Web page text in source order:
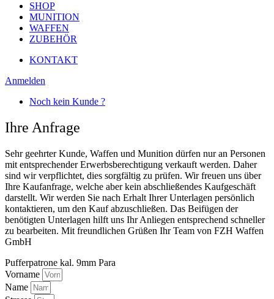
SHOP
MUNITION
WAFFEN
ZUBEHÖR
KONTAKT
Anmelden
Noch kein Kunde ?
Ihre Anfrage
Sehr geehrter Kunde, Waffen und Munition dürfen nur an Personen
mit entsprechender Erwerbsberechtigung verkauft werden. Daher
sind wir verpflichtet, dies sorgfältig zu prüfen. Wir freuen uns über
Ihre Kaufanfrage, welche aber kein abschließendes Kaufgeschäft
darstellt. Wir werden Sie nach Erhalt Ihrer Unterlagen persönlich
kontaktieren, um den Kauf abzuschließen. Das Beifügen der
benötigten Unterlagen hilft uns Ihr Anliegen entsprechend schneller
zu bearbeiten. Mit freundlichen Grüßen Ihr Team von FZH Waffen
GmbH
Pufferpatrone kal. 9mm Para
Vorname
Name